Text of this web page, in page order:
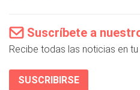
Suscríbete a
Recibe todas las noticias en
SUSCRIBIRSE